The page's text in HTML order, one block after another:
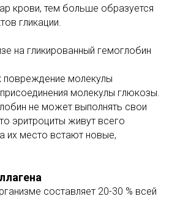
крови, тем больше образуется
гликации.
на гликированный гемоглобин
повреждение молекулы
молекулы глюкозы.
не может выполнять свои
эритроциты живут всего
их место встают новые,
составляет 20-30 % всей